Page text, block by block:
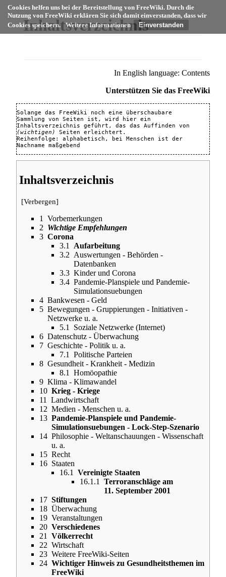
Cookies helfen uns bei der Bereitstellung von FreeWiki. Durch die
Nutzung von FreeWiki erklären Sie sich damit einverstanden, dass wir
Cookies speichern.
Weitere Informationen
Inhaltsverzeichnis
In English language: Contents
Unterstützen Sie das FreeWiki
Solange das FreeWiki
noch eine überschaubare
Sammlung von Seiten ist, wird hier ein
(wichtigen)
Seiten erleichtert.
Reihenfolge: alphabetisch, bei Menschen ist der
Inhaltsverzeichnis
[Verbergen]
1
Vorbemerkungen
2 Wichtige Empfehlungen
3 Corona
3.1
Aufarbeitung
3.2 Auswertungen - Behörden -
Datenbanken
3.3 Kinder und Corona
3.4 Pandemie-Planspiele und Pandemie-
Simulationsuebungen
4 Bankwesen - Geld
5 Bewegungen - Gruppierungen - Initiativen -
Netzwerke u. a.
5.1
Soziale Netzwerke (Internet)
6 Datenschutz - Überwachung
7 Geschichte - Politik u. a.
7.1
Politische Parteien
8 Gesundheit - Krankheit - Medizin
8.1
Homöopathie
9 Klima - Klimawandel
10 Krieg - Kriege
11
Landwirtschaft
12 Medien - Menschen u. a.
13 Pandemie-Planspiele und Pandemie-
Simulationsuebungen - Lock-Step-Szenario
14 Philosophie - Weltanschauungen - Wissenschaft
u. a.
15 Recht
16 Staaten
16.1
Vereinigte Staaten
16.1.1
Terroranschläge am
11. September 2001
17 Stiftungen
18 Überwachung
19 Veranstaltungen
20 Verschiedenes
21
Völkerrecht
22 Wirtschaft
23 Weitere FreeWiki-Seiten
24 Wichtiger Hinweis zu Gesundheitsthemen im
FreeWiki